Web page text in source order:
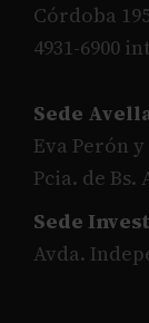
Córdoba
4931-6900
Sede
Eva Perón
Pcia. de Bs.
Sede
Avda.